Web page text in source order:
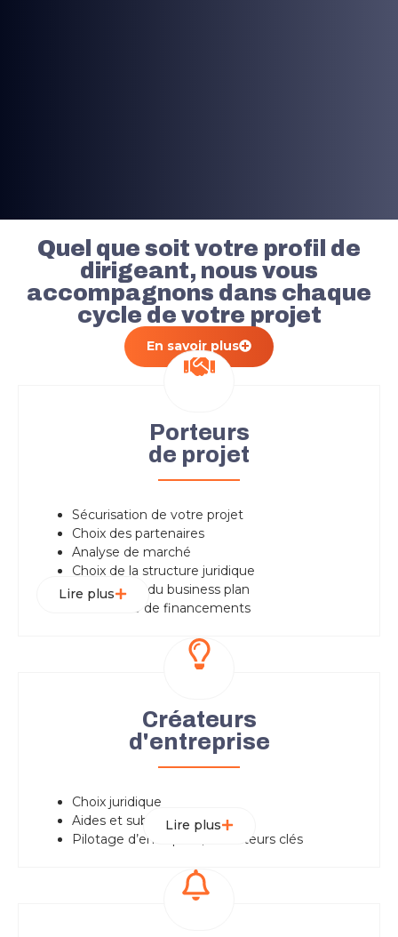
Quel que soit votre profil de
dirigeant, nous vous
accompagnons dans chaque
cycle de votre projet
En savoir plus
Porteurs
de projet
Sécurisation de votre projet
Choix des partenaires
Analyse de marché
Choix de la structure juridique
Préparation du business plan
Recherche de financements
Lire plus
Créateurs
d'entreprise
Choix juridique
Aides et subventions
Pilotage d’entreprise, indicateurs clés
Lire plus